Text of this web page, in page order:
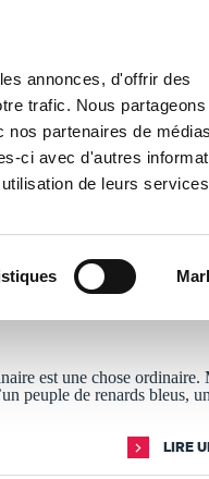
annonces, d'offrir des
trafic. Nous partageons
nos partenaires de médias
ci avec d'autres
de leurs
LIBRAIRIE
DÉLAI ACTUEL : 3 À
est une chose ordinaire.
peuple de renards bleus,
LIRE